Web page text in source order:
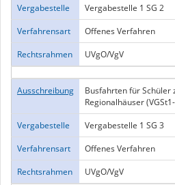
Vergabestelle
Vergabestelle 1 SG 2
Verfahrensart
Offenes Verfahren
Rechtsrahmen
UVgO/VgV
Ausschreibung
Busfahrten für Schüler
Regionalhäuser
Vergabestelle
Vergabestelle 1 SG 3
Verfahrensart
Offenes Verfahren
Rechtsrahmen
UVgO/VgV